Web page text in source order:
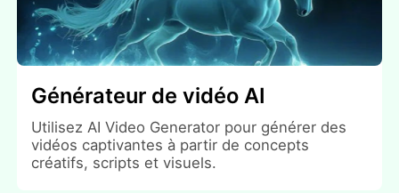
Générateur de vidéo AI
Utilisez AI Video Generator pour générer des
vidéos captivantes à partir de concepts
créatifs, scripts et visuels.